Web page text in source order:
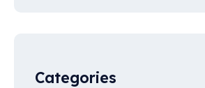
Categories